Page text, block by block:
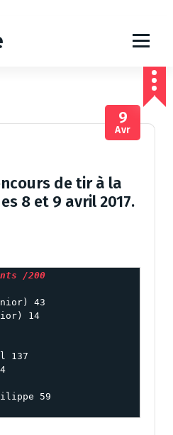
9
Avr
de tir à la
8 et 9 avril 2017.
43
14
137
59